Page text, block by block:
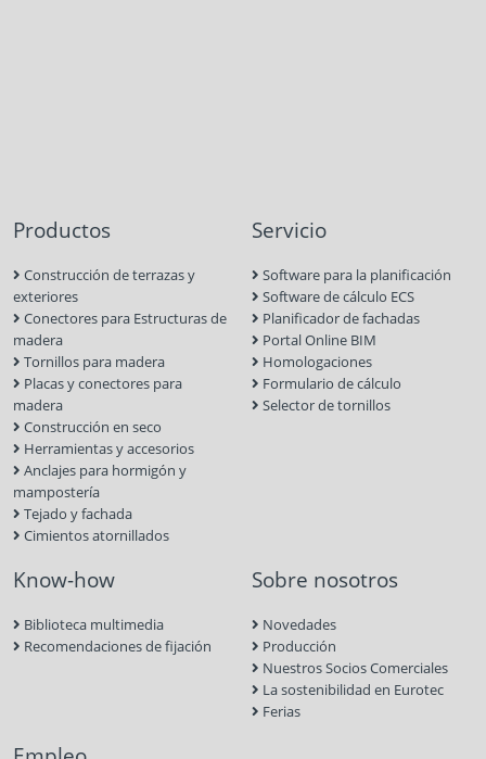
Productos
Construcción de terrazas y
exteriores
Conectores para Estructuras de
madera
Tornillos para madera
Placas y conectores para
madera
Construcción en seco
Herramientas y accesorios
Anclajes para hormigón y
mampostería
Tejado y fachada
Cimientos atornillados
Servicio
Software para la planificación
Software de cálculo ECS
Planificador de fachadas
Portal Online BIM
Homologaciones
Formulario de cálculo
Selector de tornillos
Know-how
Biblioteca multimedia
Recomendaciones de fijación
Sobre nosotros
Novedades
Producción
Nuestros Socios Comerciales
La sostenibilidad en Eurotec
Ferias